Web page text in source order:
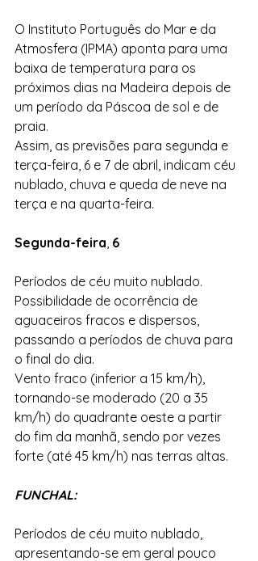
O Instituto Português do Mar e da
Atmosfera (IPMA) aponta para uma
baixa de temperatura para os
próximos dias na Madeira depois de
um período da Páscoa de sol e de
praia.
Assim, as previsões para segunda e
terça-feira, 6 e 7 de abril, indicam céu
nublado, chuva e queda de neve na
terça e na quarta-feira.
Segunda-feira, 6
Períodos de céu muito nublado.
Possibilidade de ocorrência de
aguaceiros fracos e dispersos,
passando a períodos de chuva para
o final do dia.
Vento fraco (inferior a 15 km/h),
tornando-se moderado (20 a 35
km/h) do quadrante oeste a partir
do fim da manhã, sendo por vezes
forte (até 45 km/h) nas terras altas.
FUNCHAL:
Períodos de céu muito nublado,
apresentando-se em geral pouco